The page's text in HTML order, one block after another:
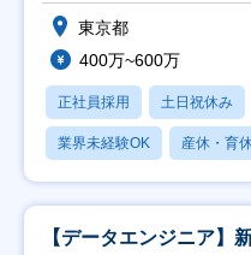
東京都
400万~600万
正社員採用 土日祝休み
業界未経験OK 産休・育
【データエンジニア】